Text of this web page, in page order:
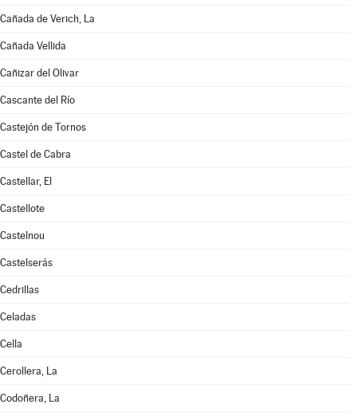
Cañada de Verich, La
Cañada Vellida
Cañizar del Olivar
Cascante del Río
Castejón de Tornos
Castel de Cabra
Castellar, El
Castellote
Castelnou
Castelserás
Cedrillas
Celadas
Cella
Cerollera, La
Codoñera, La